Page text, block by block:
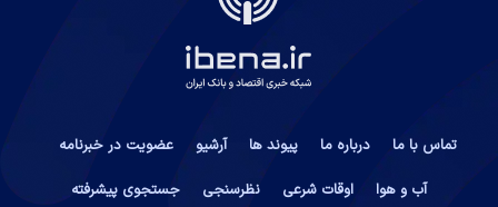
تماس با ما درباره ما پیوند ها آرشیو
عضویت در خبرنامه
آب و هوا
اوقات شرعی نظرسنجی جستجوی پیشرفته